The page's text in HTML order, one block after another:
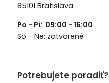
85101 Bratislava
Po - Pi: 09:00 - 16:00
So - Ne: zatvorené
Potrebujete poradiť?